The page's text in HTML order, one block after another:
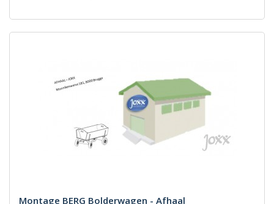
Montage BERG Bolderwagen - Afhaal